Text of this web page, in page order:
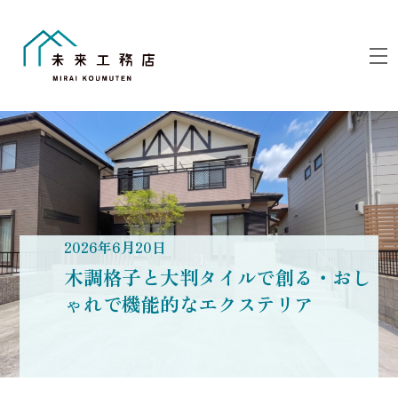
2026年6月20日
木調格子と大判タイルで創る・おし
ゃれで機能的なエクステリア